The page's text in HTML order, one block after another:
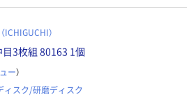
ICHIGUCHI）
3枚組 80163 1個
ー）
ィスク/研磨ディスク